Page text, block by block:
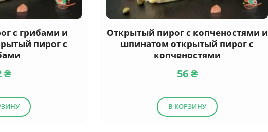
с грибами и
пирог с
₴
Открытый пирог с копченостями и
шпинатом открытый пирог с
копченостями
56₴
В КОРЗИНУ